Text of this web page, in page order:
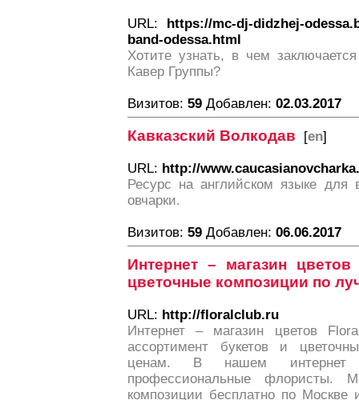
URL: https://mc-dj-didzhej-
band-odessa.html
Хотите узнать, в чем
Кавер Группы?
Визитов: 59 Добавлен: 02.03.2017
Кавказский Волкодав [en]
URL: http://
Ресурс на английском языке для
овчарки.
Визитов: 59 Добавлен: 06.06.2017
Интернет – магазин
цветочные композиции по
URL: http://floralclub.ru
Интернет – магазин цветов
ассортимент букетов и
ценам. В нашем интернет
профессиональные флористы.
композиции бесплатно по Москве